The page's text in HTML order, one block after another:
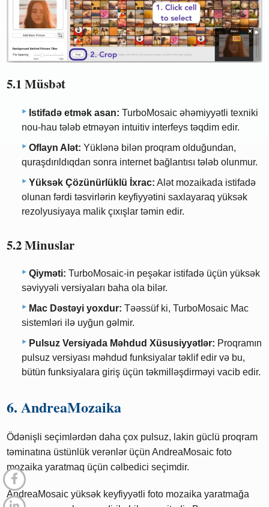
5.1 Müsbət
Istifadə etmək asan: TurboMosaic əhəmiyyətli texniki
nou-hau tələb etməyən intuitiv interfeys təqdim edir.
Oflayn Alət: Yüklənə bilən proqram olduğundan,
quraşdırıldıqdan sonra internet bağlantısı tələb olunmur.
Yüksək Çözünürlüklü İxrac: Alət mozaikada istifadə
olunan fərdi təsvirlərin keyfiyyətini saxlayaraq yüksək
rezolyusiyaya malik çıxışlar təmin edir.
5.2 Minuslar
Qiyməti: TurboMosaic-in peşəkar istifadə üçün yüksək
səviyyəli versiyaları baha ola bilər.
Mac Dəstəyi yoxdur: Təəssüf ki, TurboMosaic Mac
sistemləri ilə uyğun gəlmir.
Pulsuz Versiyada Məhdud Xüsusiyyətlər: Proqramın
pulsuz versiyası məhdud funksiyalar təklif edir və bu,
bütün funksiyalara giriş üçün təkmilləşdirməyi vacib edir.
6. AndreaMozaika
Ödənişli seçimlərdən daha çox pulsuz, lakin güclü proqram
təminatına üstünlük verənlər üçün AndreaMosaic foto
mozaika yaratmaq üçün cəlbedici seçimdir.
AndreaMosaic yüksək keyfiyyətli foto mozaika yaratmağa